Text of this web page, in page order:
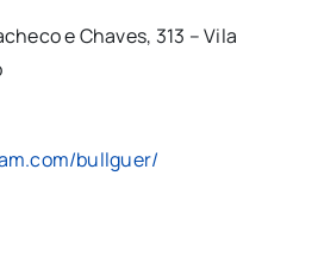
e Chaves, 313 – Vila
bullguer/